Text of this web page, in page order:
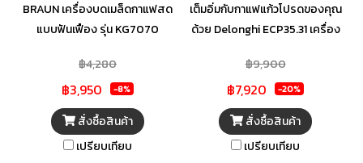
BRAUN เครื่องบดเมล็ดกาแฟสด
แบบฟันเฟือง รุ่น KG7070
฿4,280
฿3,950 -8%
สั่งซื้อสินค้า
เปรียบเทียบ
เต็มอิ่มกับกาแฟแก้วโปรดของคุณ
ด้วย Delonghi ECP35.31 เครื่อง
1000 วัตต์ พร้อมระบบปิด
อัตโนมัติ
฿9,900
฿7,920 -20%
สั่งซื้อสินค้า
เปรียบเทียบ